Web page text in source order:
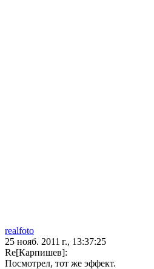
realfoto
25 нояб. 2011 г., 13:37:25
Re[Карпишев]:
Посмотрел, тот же эффект.